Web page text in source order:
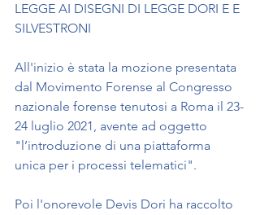
LEGGE AI DISEGNI DI LEGGE DORI E E
SILVESTRONI
All'inizio è stata la mozione presentata
dal Movimento Forense al Congresso
nazionale forense tenutosi a Roma il 23-
24 luglio 2021, avente ad oggetto
"l’introduzione di una piattaforma
unica per i processi telematici".
Poi l'onorevole Devis Dori ha raccolto